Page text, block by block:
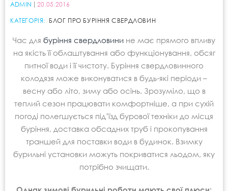
ADMIN 20.05.2016
КАТЕГОРІЯ: БЛОГ ПРО БУРІННЯ СВЕРДЛОВИН
Час для буріння свердловини не має прямого впливу
на якість її облаштування або функціонування, обсяг
питної води і її чистоту. Буріння свердловинного
колодязя може виконуватися в будь-які періоди –
весну або літо, зиму або осінь. Зрозуміло, що в
теплий сезон працювати комфортніше, а при сухій
погоді полегшується під’їзд бурової техніки до місця
буріння, доставка обсадних труб і прокопування
траншей для поставки води в будинок. Взимку
бурильні установки можуть покриватися льодом, яку
потрібно зчищати.